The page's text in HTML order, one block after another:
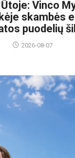
Vinco
skambės
puodelių
2026-08-07